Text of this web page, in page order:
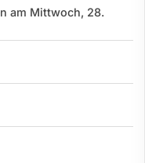
am Mittwoch, 28.